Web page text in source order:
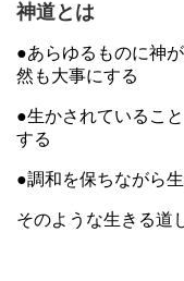
神道とは
●あらゆるものに神
然も大事にする
●生かされているこ
する
●調和を保ちながら
そのような生きる道